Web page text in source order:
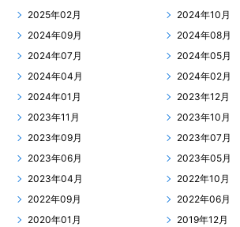
2025年02月
2024年10月
2024年09月
2024年08月
2024年07月
2024年05月
2024年04月
2024年02月
2024年01月
2023年12月
2023年11月
2023年10月
2023年09月
2023年07月
2023年06月
2023年05月
2023年04月
2022年10月
2022年09月
2022年06月
2020年01月
2019年12月